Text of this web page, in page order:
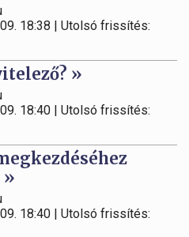
18:38 | Utolsó frissítés:
»
18:40 | Utolsó frissítés:
»
18:40 | Utolsó frissítés: